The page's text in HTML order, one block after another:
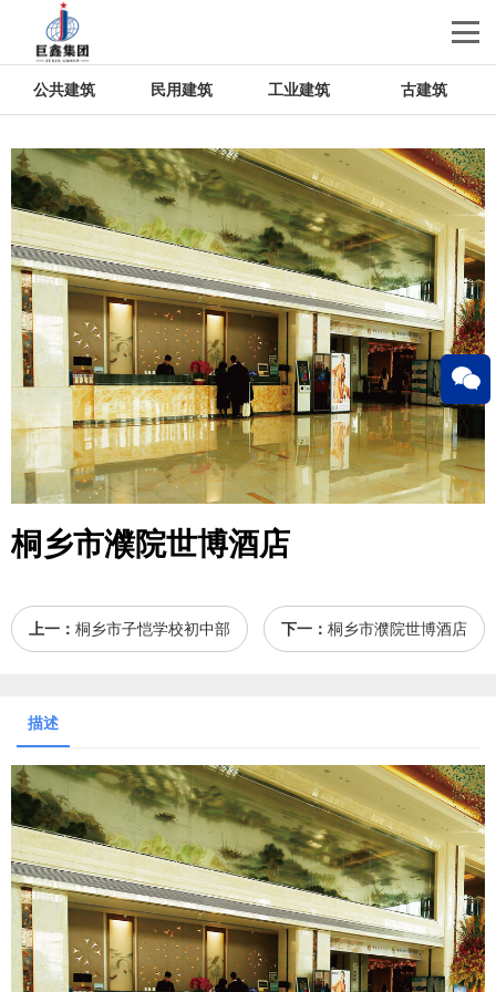
公共建筑 民用建筑 工业建筑 古建筑
桐乡市濮院世博酒店
上一： 桐乡市子恺学校初中部 下一： 桐乡市濮院世博酒店
描述